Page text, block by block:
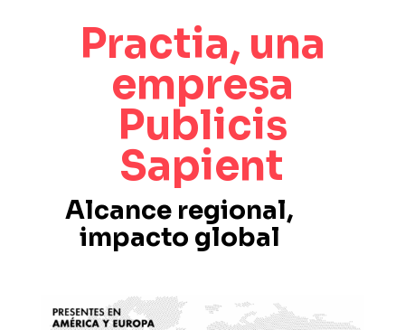
Practia, una
empresa
Publicis
Sapient
Alcance regional,
impacto global